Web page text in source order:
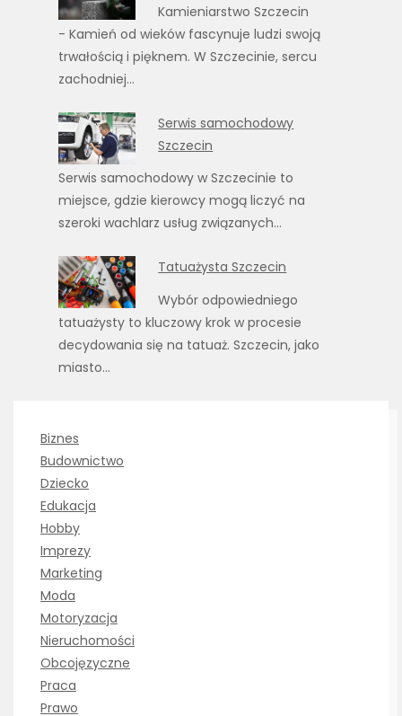
Kamieniarstwo Szczecin
- Kamień od wieków fascynuje ludzi swoją
trwałością i pięknem. W Szczecinie, sercu
zachodniej…
Serwis samochodowy
Szczecin
Serwis samochodowy w Szczecinie to
miejsce, gdzie kierowcy mogą liczyć na
szeroki wachlarz usług związanych…
Tatuażysta Szczecin
Wybór odpowiedniego
tatuażysty to kluczowy krok w procesie
decydowania się na tatuaż. Szczecin, jako
miasto…
Biznes
Budownictwo
Dziecko
Edukacja
Hobby
Imprezy
Marketing
Moda
Motoryzacja
Nieruchomości
Obcojęzyczne
Praca
Prawo